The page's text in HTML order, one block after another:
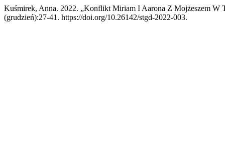
Kuśmirek, Anna. 2022. „Konflikt Miriam I Aarona Z Mojżeszem W
(grudzień):27-41. https://doi.org/10.26142/stgd-2022-003.